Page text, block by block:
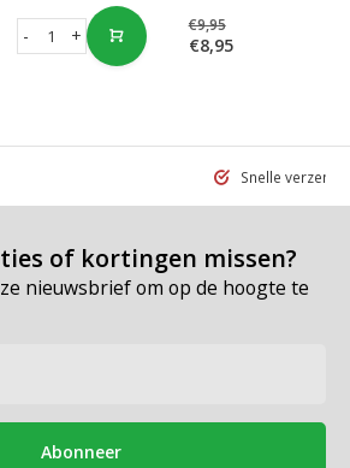
+
- €9,95
€8,95
Snelle
of kortingen missen?
nieuwsbrief om op de hoogte te
Abonneer